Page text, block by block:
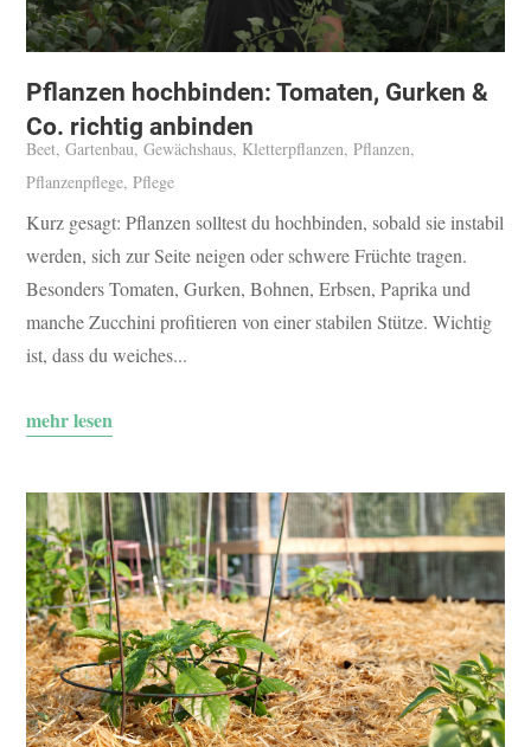
Pflanzen hochbinden: Tomaten, Gurken &
Co. richtig anbinden
Beet,Gartenbau,Gewächshaus, Kletterpflanzen,Pflanzen,
Pflanzenpflege,Pflege
Kurz gesagt: Pflanzen solltest du hochbinden, sobald sie instabil
werden, sich zur Seite neigen oder schwere Früchte tragen.
Besonders Tomaten, Gurken, Bohnen, Erbsen, Paprika und
manche Zucchini profitieren von einer stabilen Stütze. Wichtig
ist, dass du weiches...
mehr lesen